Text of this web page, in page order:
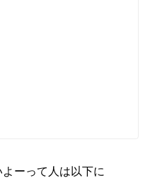
ーって人は以下に